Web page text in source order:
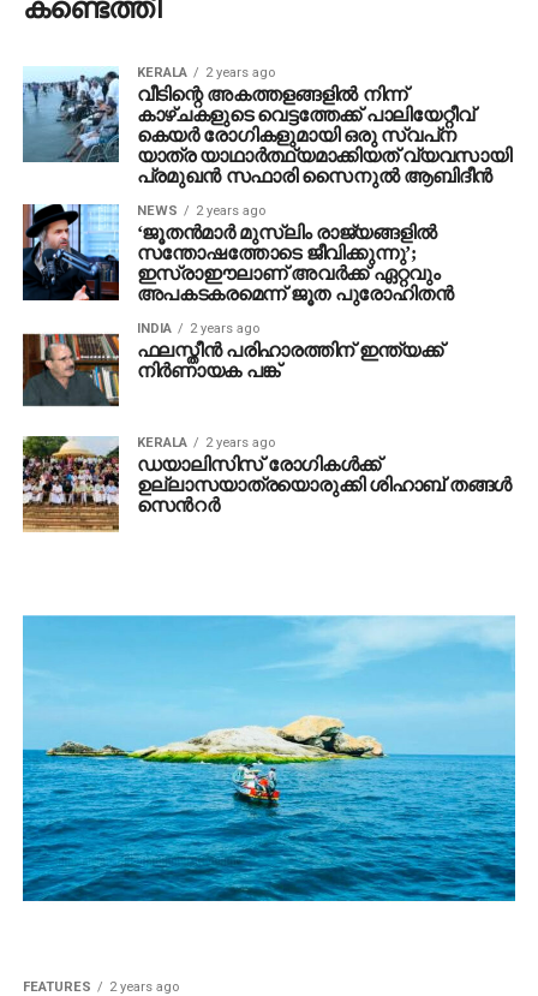
കണ്ടെത്തി
KERALA 2 years ago
വീടിന്റെ അകത്തളങ്ങളില്‍ നിന്ന്
കാഴ്ചകളുടെ വെട്ടത്തേക്ക് പാലിയേറ്റീവ്
കെയര്‍ രോഗികളുമായി ഒരു സ്വപ്‌ന
യാത്ര യാഥാര്‍ത്ഥ്യമാക്കിയത് വ്യവസായി
പ്രമുഖന്‍ സഫാരി സൈനുല്‍ ആബിദീന്‍
NEWS 2 years ago
‘ജൂതന്‍മാര്‍ മുസ്‌ലിം രാജ്യങ്ങളില്‍
സന്തോഷത്തോടെ ജീവിക്കുന്നു’;
ഇസ്രാഈലാണ് അവര്‍ക്ക് ഏറ്റവും
അപകടകരമെന്ന് ജൂത പുരോഹിതന്‍
INDIA 2 years ago
ഫലസ്തീന്‍ പരിഹാരത്തിന് ഇന്ത്യക്ക്
നിര്‍ണായക പങ്ക്
KERALA 2 years ago
ഡയാലിസിസ് രോഗികൾക്ക്
ഉല്ലാസയാത്രയൊരുക്കി ശിഹാബ് തങ്ങൾ
സെൻറർ
FEATURES 2 years ago